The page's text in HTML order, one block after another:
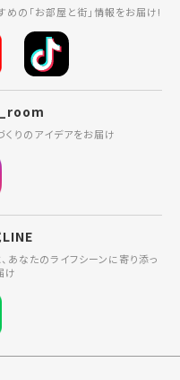
めの「お部屋と街」情報をお届け!
りのアイデアをお届け
LINE
、あなたのライフシーンに寄り添っ
け